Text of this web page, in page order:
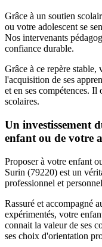
Grâce à un soutien
ou votre adolescent se
Nos intervenants
confiance durable.
Grâce à ce repère
l'acquisition de ses
et en ses compétences. Il
scolaires.
Un investissement
enfant ou de votre
Proposer à votre enfant
Surin (79220) est un
professionnel et
Rassuré et accompagné
expérimentés, votre
connait la valeur de ses
ses choix d'orientation